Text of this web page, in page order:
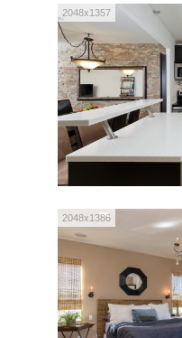
2048x1357
2048x1386